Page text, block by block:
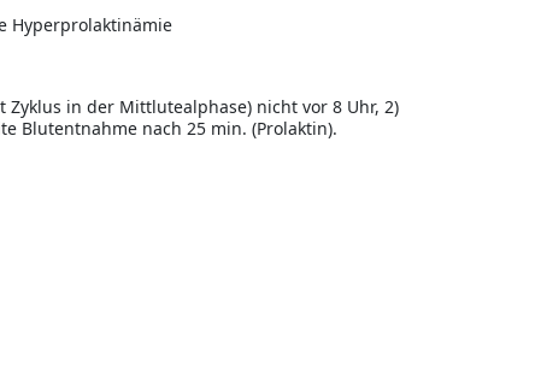
Hyperprolaktinämie
in der Mittlutealphase) nicht vor 8 Uhr, 2)
Blutentnahme nach 25 min. (Prolaktin).